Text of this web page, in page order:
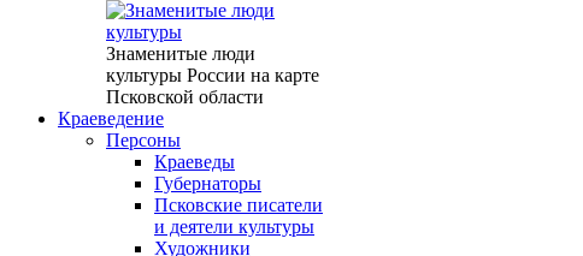
Знаменитые люди
культуры России на карте
Псковской области
Краеведение
Персоны
Краеведы
Губернаторы
Псковские писатели
и деятели культуры
Художники